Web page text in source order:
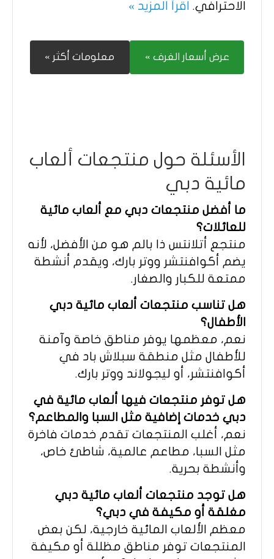
الاحترافي. اقرأ المزيد »
عرض أسعار الغرف » معلومات أكثر »
الأسئلة حول منتجعات ألعاب
مائية دبي
ما أفضل منتجعات دبي مع ألعاب مائية
للعائلات؟
منتجع أتلانتس ذا بالم هو من الأفضل، لأنه
يضم أكوافنتشر ووتر بارك، ويقدم أنشطة
ممتعة للكبار والصغار.
هل تناسب منتجعات ألعاب مائية دبي
الأطفال؟
نعم، معظمها يوفر مناطق خاصة وآمنة
للأطفال مثل منطقة سبلاش باد في
أكوافنتشر، أو ليجولاند ووتر بارك.
هل توفر منتجعات فيها ألعاب مائية في
دبي خدمات إضافية مثل السبا والمطاعم؟
نعم، أغلب المنتجعات تقدم خدمات فاخرة
مثل السبا، مطاعم عالمية، شاطئ خاص،
وأنشطة بحرية.
هل توجد منتجعات ألعاب مائية دبي
مغلقة أو مكيفة في دبي؟
معظم الألعاب المائية خارجية، لكن بعض
المنتجعات توفر مناطق مظللة أو مكيفة